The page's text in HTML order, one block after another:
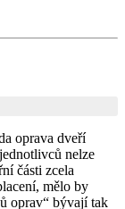
oprava dveří
nelze
části zcela
mělo by
oprav“ bývají tak